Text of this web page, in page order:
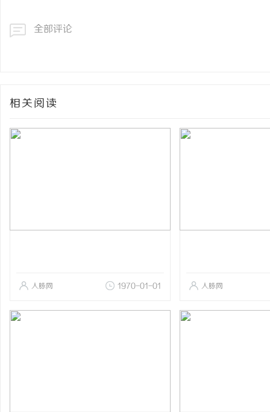
全部评论
相关阅读
人脉网 1970-01-01 人脉网